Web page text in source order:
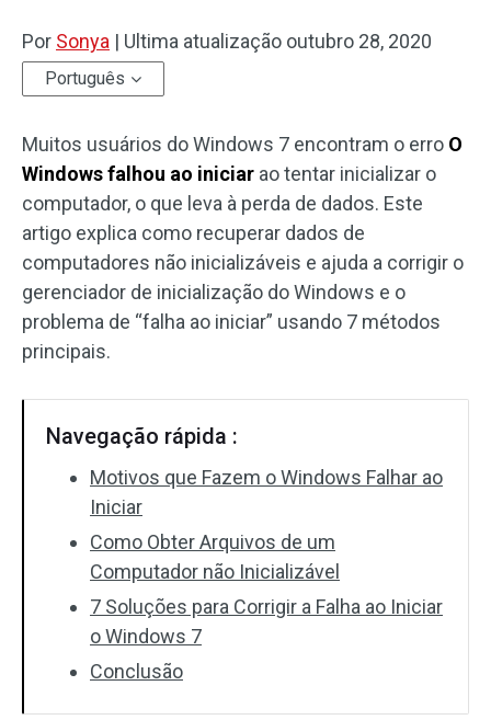
Por Sonya | Ultima atualização outubro 28, 2020
Português
Muitos usuários do Windows 7 encontram o erro O
Windows falhou ao iniciar ao tentar inicializar o
computador, o que leva à perda de dados. Este
artigo explica como recuperar dados de
computadores não inicializáveis ​​e ajuda a corrigir o
gerenciador de inicialização do Windows e o
problema de “falha ao iniciar” usando 7 métodos
principais.
Navegação rápida :
Motivos que Fazem o Windows Falhar ao
Iniciar
Como Obter Arquivos de um
Computador não Inicializável
7 Soluções para Corrigir a Falha ao Iniciar
o Windows 7
Conclusão